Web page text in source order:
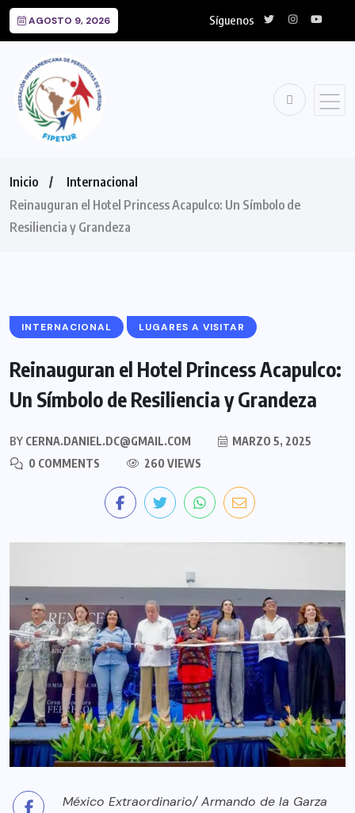
AGOSTO 9, 2026 Síguenos
Inicio
Internacional
Reinauguran el Hotel Princess Acapulco: Un Símbolo de
Resiliencia y Grandeza
INTERNACIONAL LUGARES A VISITAR
Reinauguran el Hotel Princess Acapulco:
Un Símbolo de Resiliencia y Grandeza
BY CERNA.DANIEL.DC@GMAIL.COM
MARZO 5, 2025
0 COMMENTS
260 VIEWS
México Extraordinario/ Armando de la Garza